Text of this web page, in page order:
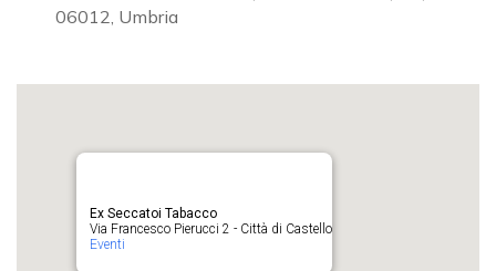
06012, Umbria
Ex Seccatoi Tabacco
Via Francesco Pierucci 2 - Città di Castello
Eventi